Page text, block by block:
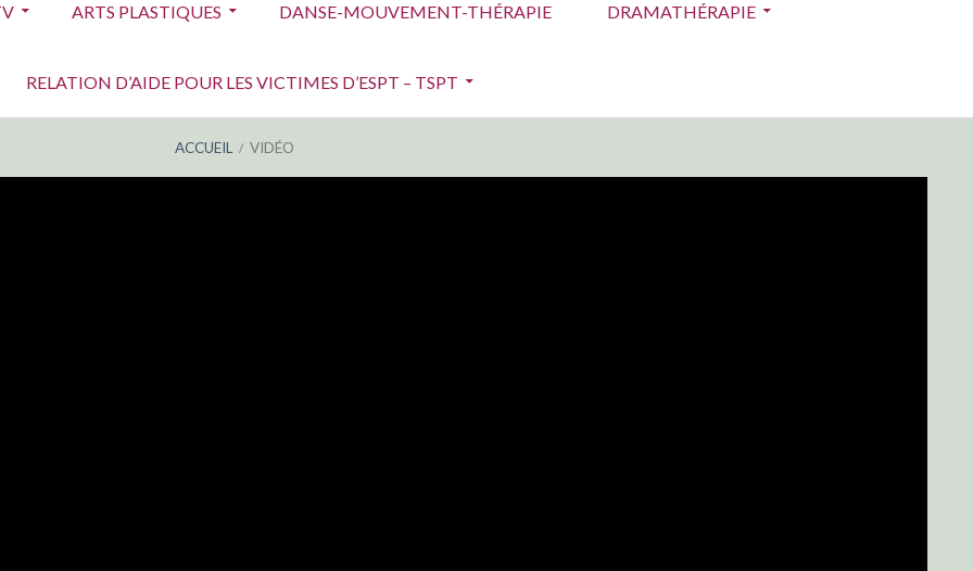
ARTS PLASTIQUES DANSE-MOUVEMENT-THÉRAPIE DRAMATHÉRAPIE
RELATION D’AIDE POUR LES VICTIMES D’ESPT – TSPT
ACCUEIL VIDÉO